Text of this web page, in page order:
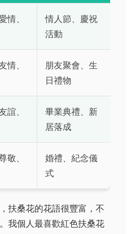
情、
情人節、慶祝
活動
情、
朋友聚會、生
日禮物
誼、
畢業典禮、新
居落成
敬、
婚禮、紀念儀
式
扶桑花的花語很豐富，不
我個人最喜歡紅色扶桑花